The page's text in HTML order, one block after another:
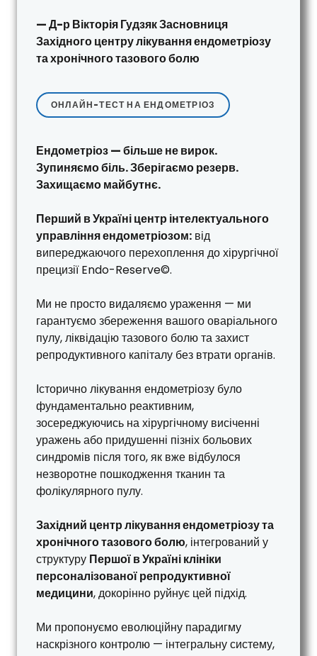
— Д-р Вікторія Гудзяк Засновниця
Західного центру лікування ендометріозу
та хронічного тазового болю
ОНЛАЙН-ТЕСТ НА ЕНДОМЕТРІОЗ
Ендометріоз — більше не вирок.
Зупиняємо біль. Зберігаємо резерв.
Захищаємо майбутнє.
Перший в Україні центр інтелектуального
управління ендометріозом: від
випереджаючого перехоплення до хірургічної
прецизії Endo-Reserve©.
Ми не просто видаляємо ураження — ми
гарантуємо збереження вашого оваріального
пулу, ліквідацію тазового болю та захист
репродуктивного капіталу без втрати органів.
Історично лікування ендометріозу було
фундаментально реактивним,
зосереджуючись на хірургічному висіченні
уражень або придушенні пізніх больових
синдромів після того, як вже відбулося
незворотне пошкодження тканин та
фолікулярного пулу.
Західний центр лікування ендометріозу та
хронічного тазового болю, інтегрований у
структуру Першої в Україні клініки
персоналізованої репродуктивної
медицини, докорінно руйнує цей підхід.
Ми пропонуємо еволюційну парадигму
наскрізного контролю — інтегральну систему,